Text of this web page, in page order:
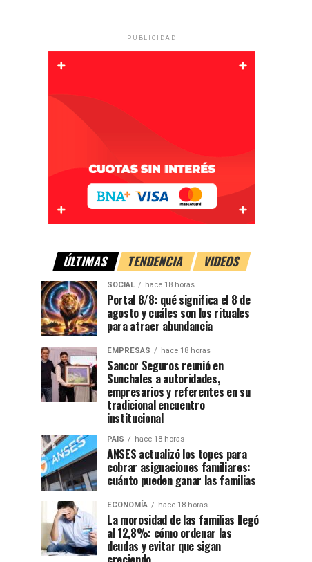
PUBLICIDAD
ÚLTIMAS TENDENCIA VIDEOS
SOCIAL hace 18 horas
Portal 8/8: qué significa el 8 de
agosto y cuáles son los rituales
para atraer abundancia
EMPRESAS hace 18 horas
Sancor Seguros reunió en
Sunchales a autoridades,
empresarios y referentes en su
tradicional encuentro
institucional
PAIS hace 18 horas
ANSES actualizó los topes para
cobrar asignaciones familiares:
cuánto pueden ganar las familias
ECONOMÍA hace 18 horas
La morosidad de las familias llegó
al 12,8%: cómo ordenar las
deudas y evitar que sigan